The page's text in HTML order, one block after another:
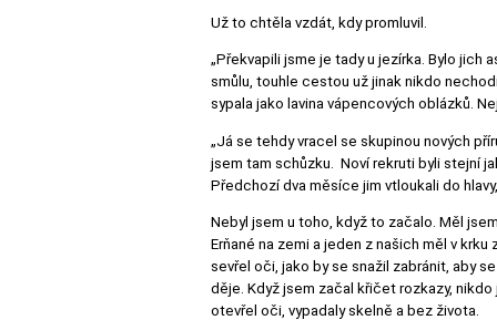
Už to chtěla vzdát, kdy promluvil.
„Překvapili jsme je tady u jezírka. Bylo jich
smůlu, touhle cestou už jinak nikdo
sypala jako lavina vápencových oblázků.
„Já se tehdy vracel se skupinou nových
jsem tam schůzku. Noví rekruti byli stejní
Předchozí dva měsíce jim vtloukali do
Nebyl jsem u toho, když to začalo. Měl
Erňané na zemi a jeden z našich měl v
sevřel oči, jako by se snažil zabránit, aby
děje. Když jsem začal křičet rozkazy,
otevřel oči, vypadaly skelně a bez života.